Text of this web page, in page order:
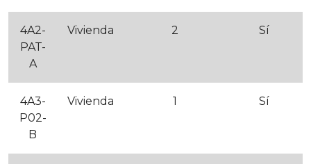
4A2-
PAT-
A
Vivienda 2 Sí
4A3-
P02-
B
Vivienda 1 Sí